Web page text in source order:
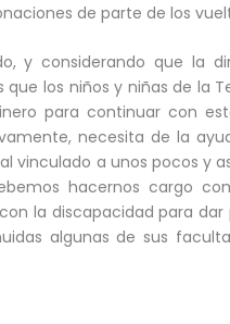
de parte de los
y considerando que la
que los niños y niñas de
para continuar con
necesita de la
vinculado a unos pocos y
hacernos cargo
la discapacidad para
algunas de sus